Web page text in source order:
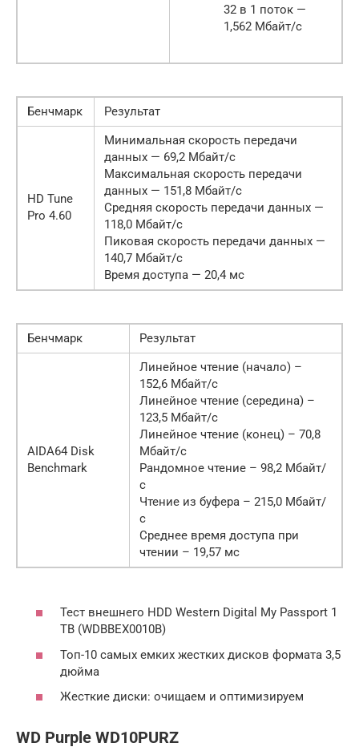
32 в 1 поток —
1,562 Мбайт/с
Бенчмарк Результат
HD Tune
Pro 4.60
Минимальная скорость передачи
данных — 69,2 Мбайт/с
Максимальная скорость передачи
данных — 151,8 Мбайт/с
Средняя скорость передачи данных —
118,0 Мбайт/с
Пиковая скорость передачи данных —
140,7 Мбайт/с
Время доступа — 20,4 мс
Бенчмарк Результат
AIDA64 Disk
Benchmark
Линейное чтение (начало) –
152,6 Мбайт/с
Линейное чтение (середина) –
123,5 Мбайт/с
Линейное чтение (конец) – 70,8
Мбайт/с
Рандомное чтение – 98,2 Мбайт/
с
Чтение из буфера – 215,0 Мбайт/
с
Среднее время доступа при
чтении – 19,57 мс
Тест внешнего HDD Western Digital My Passport 1
TB (WDBBEX0010B)
Топ-10 самых емких жестких дисков формата 3,5
дюйма
Жесткие диски: очищаем и оптимизируем
WD Purple WD10PURZ